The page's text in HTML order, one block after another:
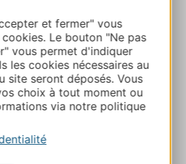
et fermer" vous
Le bouton "Ne pas
vous permet d'indiquer
les cookies nécessaires au
site seront déposés. Vous
choix à tout moment ou
via notre politique
En septembre, le
s'expose à Perpignan avec
que le cloître des Jacobins
à Toulouse. En octobre,
fait résonner la ville rose, les
investissent Montpellier,
européen se donne rendez-